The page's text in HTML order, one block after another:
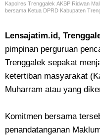
Kapolres Trenggalek AKBP Ridwan
bersama Ketua DPRD Kabupaten
Lensajatim.id,
pimpinan perguruan
Trenggalek sepakat
ketertiban masyarakat
Muharram atau yang
Komitmen bersama
penandatanganan